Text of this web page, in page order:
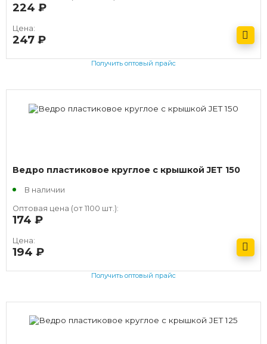
224
Цена:
247
Получить оптовый прайс
Ведро пластиковое круглое с крышкой JET 150
В наличии
Оптовая цена (от 1100 шт.):
174
Цена:
194
Получить оптовый прайс